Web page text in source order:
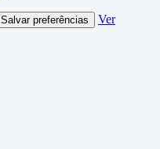
Salvar preferências
Ver